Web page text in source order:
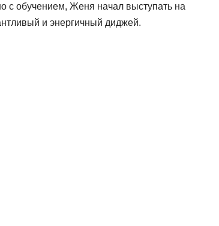
с обучением, Женя начал выступать на
и энергичный диджей.